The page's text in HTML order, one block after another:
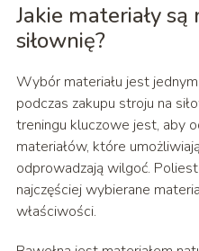
Jakie materiały są
siłownię?
Wybór materiału jest
podczas zakupu stroju na
treningu kluczowe jest, aby
materiałów, które
odprowadzają wilgoć.
najczęściej wybierane
właściwości.